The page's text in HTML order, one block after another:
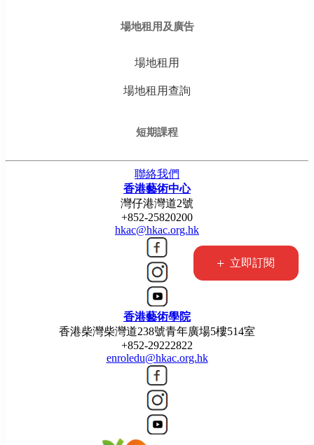
+ 立即訂閱
場地租用及廣告
場地租用
場地租用查詢
短期課程
聯絡我們
香港藝術中心
灣仔港灣道2號
+852-25820200
hkac@hkac.org.hk
香港藝術學院
香港柴灣柴灣道238號青年廣場5樓514室
+852-29222822
enroledu@hkac.org.hk